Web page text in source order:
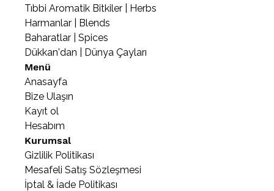
Tıbbi Aromatik Bitkiler | Herbs
Harmanlar | Blends
Baharatlar | Spices
Dükkan'dan | Dünya Çayları
Menü
Anasayfa
Bize Ulaşın
Kayıt ol
Hesabım
Kurumsal
Gizlilik Politikası
Mesafeli Satış Sözleşmesi
İptal & İade Politikası